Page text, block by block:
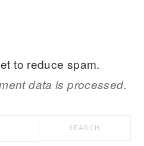
to reduce spam.
data is processed.